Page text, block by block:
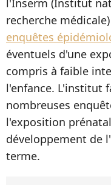
l'Inserm (Institut
recherche
enquêtes
éventuels d'une
compris à faible
l'enfance. L'institut
nombreuses
l'exposition
développement de
terme.